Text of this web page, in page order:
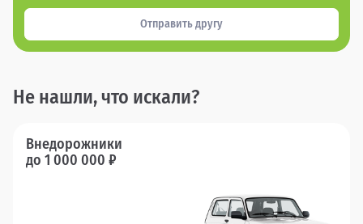
Отправить другу
Не нашли, что искали?
Внедорожники
до 1 000 000 ₽